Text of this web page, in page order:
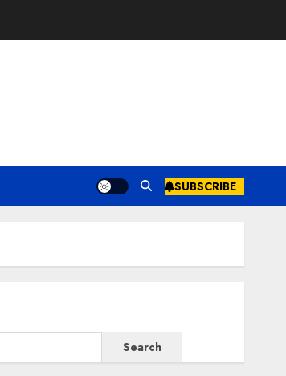
SUBSCRIBE
Search